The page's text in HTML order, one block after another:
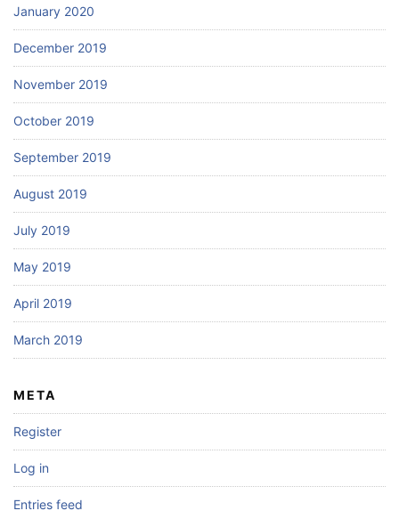
January 2020
December 2019
November 2019
October 2019
September 2019
August 2019
July 2019
May 2019
April 2019
March 2019
META
Register
Log in
Entries feed